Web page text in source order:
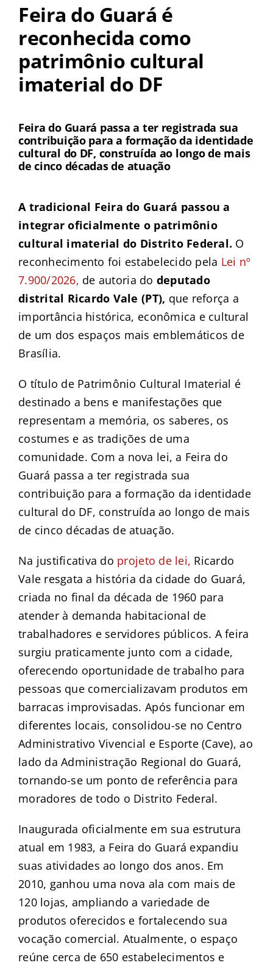
Feira do Guará é
reconhecida como
patrimônio cultural
imaterial do DF
Feira do Guará passa a ter registrada sua
contribuição para a formação da identidade
cultural do DF, construída ao longo de mais
de cinco décadas de atuação
A tradicional Feira do Guará passou a
integrar oficialmente o patrimônio
cultural imaterial do Distrito Federal. O
reconhecimento foi estabelecido pela Lei nº
7.900/2026, de autoria do deputado
distrital Ricardo Vale (PT), que reforça a
importância histórica, econômica e cultural
de um dos espaços mais emblemáticos de
Brasília.
O título de Patrimônio Cultural Imaterial é
destinado a bens e manifestações que
representam a memória, os saberes, os
costumes e as tradições de uma
comunidade. Com a nova lei, a Feira do
Guará passa a ter registrada sua
contribuição para a formação da identidade
cultural do DF, construída ao longo de mais
de cinco décadas de atuação.
Na justificativa do projeto de lei, Ricardo
Vale resgata a história da cidade do Guará,
criada no final da década de 1960 para
atender à demanda habitacional de
trabalhadores e servidores públicos. A feira
surgiu praticamente junto com a cidade,
oferecendo oportunidade de trabalho para
pessoas que comercializavam produtos em
barracas improvisadas. Após funcionar em
diferentes locais, consolidou-se no Centro
Administrativo Vivencial e Esporte (Cave), ao
lado da Administração Regional do Guará,
tornando-se um ponto de referência para
moradores de todo o Distrito Federal.
Inaugurada oficialmente em sua estrutura
atual em 1983, a Feira do Guará expandiu
suas atividades ao longo dos anos. Em
2010, ganhou uma nova ala com mais de
120 lojas, ampliando a variedade de
produtos oferecidos e fortalecendo sua
vocação comercial. Atualmente, o espaço
reúne cerca de 650 estabelecimentos e